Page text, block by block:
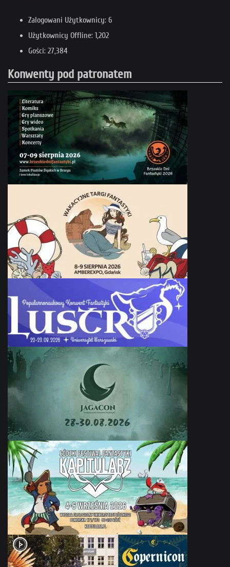
Zalogowani Użytkownicy: 6
Użytkownicy Offline: 1,202
Gości: 27,384
Konwenty pod patronatem